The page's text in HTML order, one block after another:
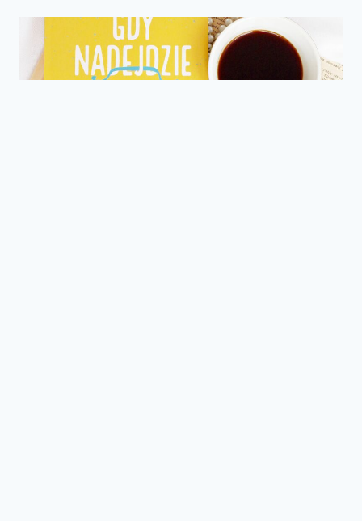
KASZUBOWSKA
„ŚWIĄTECZNA
ZAMIANA”
–